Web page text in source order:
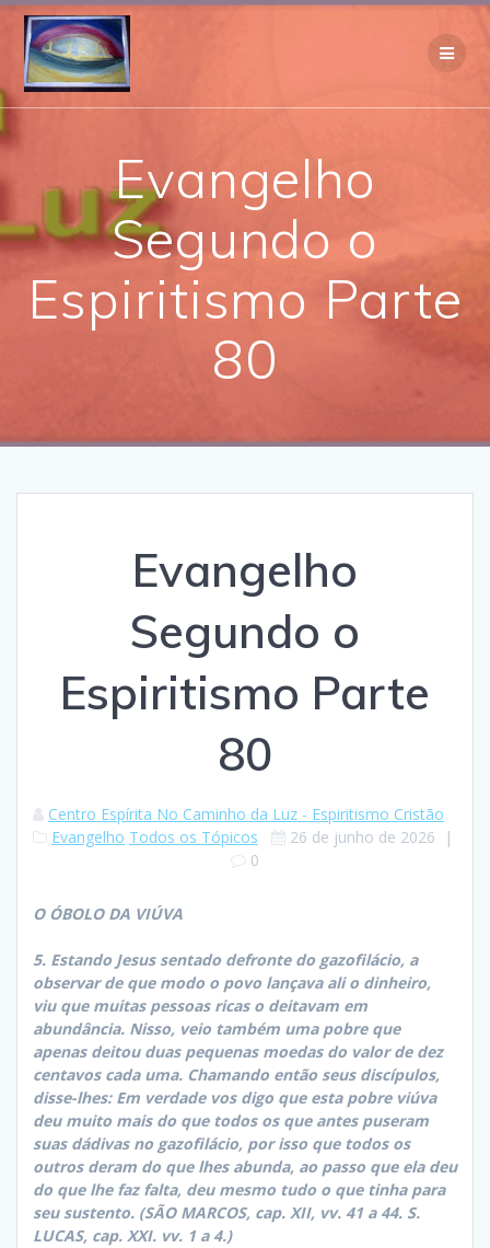
Skip
Evangelho
Segundo o
Espiritismo Parte
80
Evangelho
Segundo o
Espiritismo Parte
80
Centro Espírita No Caminho da Luz - Espiritismo Cristão
Evangelho Todos os Tópicos 26 de junho de 2026 |
0
O ÓBOLO DA VIÚVA
5. Estando Jesus sentado defronte do gazofilácio, a
observar de que modo o povo lançava ali o dinheiro,
viu que muitas pessoas ricas o deitavam em
abundância. Nisso, veio também uma pobre que
apenas deitou duas pequenas moedas do valor de dez
centavos cada uma. Chamando então seus discípulos,
disse-lhes: Em verdade vos digo que esta pobre viúva
deu muito mais do que todos os que antes puseram
suas dádivas no gazofilácio, por isso que todos os
outros deram do que lhes abunda, ao passo que ela deu
do que lhe faz falta, deu mesmo tudo o que tinha para
seu sustento. (SÃO MARCOS, cap. XII, vv. 41 a 44. S.
LUCAS, cap. XXI. vv. 1 a 4.)